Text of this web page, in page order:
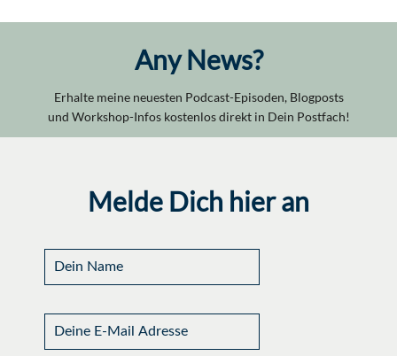
Any News?
Erhalte meine neuesten Podcast-Episoden, Blogposts
und Workshop-Infos kostenlos direkt in Dein Postfach!
Melde Dich hier an